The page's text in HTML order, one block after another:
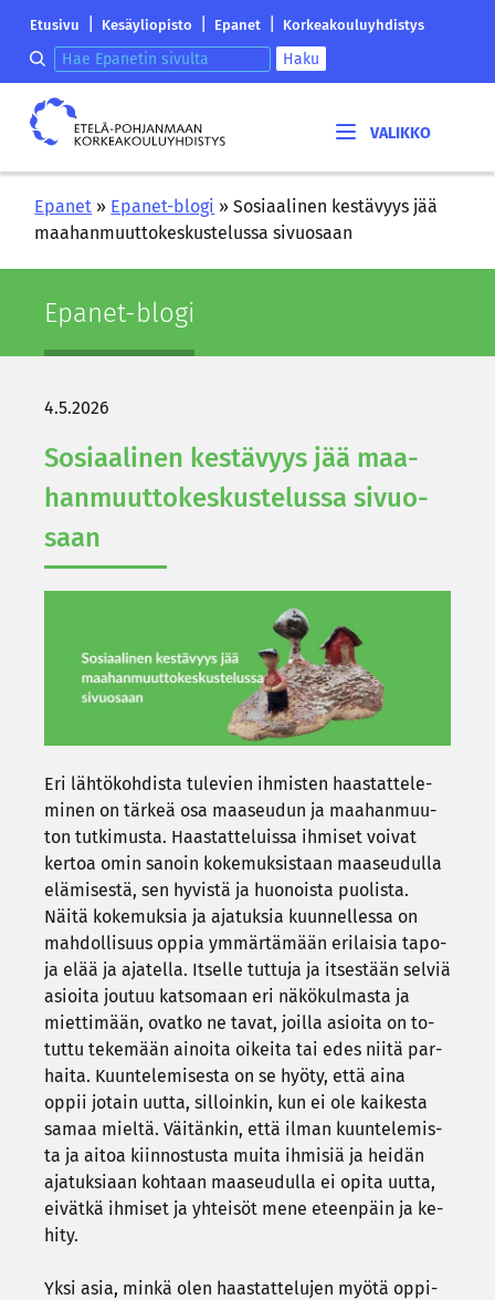
Etelä-
korkeakouluyhdistyksen
saapumissivu
Etusivu Kesäyliopisto Epanet Korkeakouluyhdistys
Hae epanetin sivulta Haku
Etelä-
Pohjanmaan
Epanet » Epanet-blogi »Sosiaalinen kestävyys jää
maahanmuuttokeskustelussa sivuosaan
Epanet-​blogi
4.5.2026
So­si­aa­li­nen kes­tä­vyys jää maa­
han­muut­to­kes­kus­te­lus­sa si­vuo­
saan
Eri läh­tö­koh­dis­ta tu­le­vien ih­mis­ten haas­tat­te­le­
mi­nen on tär­keä osa maa­seu­dun ja maa­han­muu­
ton tut­ki­mus­ta. Haas­tat­te­luis­sa ih­mi­set voi­vat
ker­toa omin sa­noin ko­ke­muk­sis­taan maa­seu­dul­la
elä­mi­ses­tä, sen hy­vis­tä ja huo­nois­ta puo­lis­ta.
Näitä ko­ke­muk­sia ja aja­tuk­sia kuun­nel­les­sa on
mah­dol­li­suus oppia ym­mär­tä­mään eri­lai­sia ta­po­
ja elää ja aja­tel­la. It­sel­le tut­tu­ja ja it­ses­tään sel­viä
asioi­ta jou­tuu kat­so­maan eri nä­kö­kul­mas­ta ja
miet­ti­mään, ovat­ko ne tavat, joil­la asioi­ta on to­
tut­tu te­ke­mään ai­noi­ta oi­kei­ta tai edes niitä par­
hai­ta. Kuun­te­le­mi­ses­ta on se hyöty, että aina
oppii jo­tain uutta, sil­loin­kin, kun ei ole kai­kes­ta
samaa miel­tä. Väi­tän­kin, että ilman kuun­te­le­mis­
ta ja aitoa kiin­nos­tus­ta muita ih­mi­siä ja hei­dän
aja­tuk­si­aan koh­taan maa­seu­dul­la ei opita uutta,
ei­vät­kä ih­mi­set ja yh­tei­söt mene eteen­päin ja ke­
hi­ty.
Yksi asia, minkä olen haas­tat­te­lu­jen myötä op­pi­